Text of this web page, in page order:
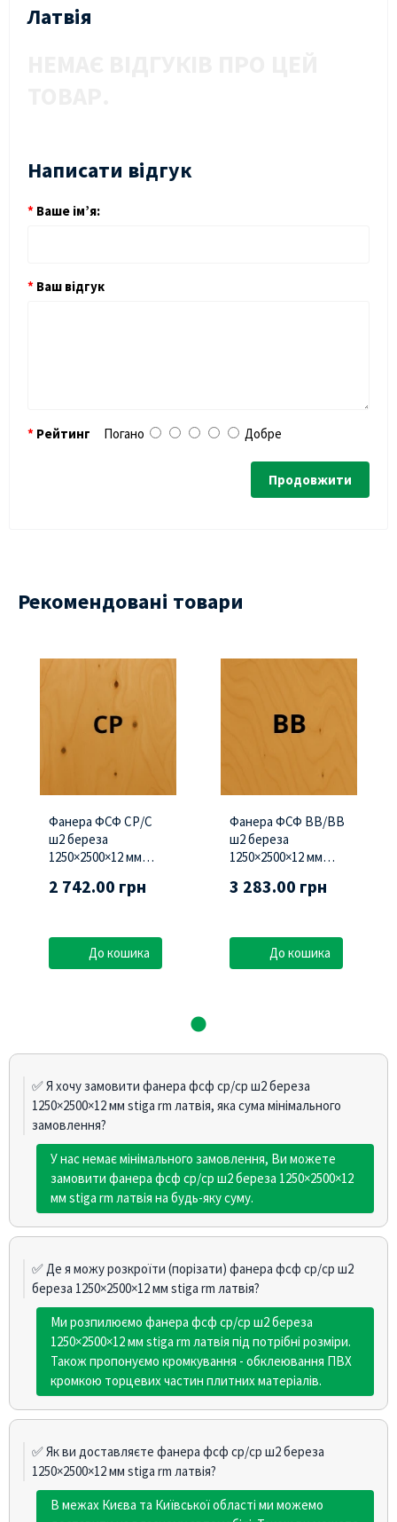
Латвія
Написати відгук
Ваше ім’я:
Ваш відгук
Рейтинг Погано Добре
Продовжити
Рекомендовані товари
Фанера ФСФ СР/С
ш2 береза
1250×2500×12 мм
2 742.00 грн
До кошика
Фанера ФСФ BB/BB
ш2 береза
1250×2500×12 мм
3 283.00 грн
До кошика
✅ Я хочу замовити фанера фсф ср/сp ш2 береза
1250×2500×12 мм stiga rm латвія, яка сума мінімального
замовлення?
У нас немає мінімального замовлення, Ви можете
замовити фанера фсф ср/сp ш2 береза 1250×2500×12
мм stiga rm латвія на будь-яку суму.
✅ Де я можу розкроїти (порізати) фанера фсф ср/сp ш2
береза 1250×2500×12 мм stiga rm латвія?
Ми розпилюємо фанера фсф ср/сp ш2 береза
1250×2500×12 мм stiga rm латвія під потрібні розміри.
Також пропонуємо кромкування - обклеювання ПВХ
кромкою торцевих частин плитних матеріалів.
✅ Як ви доставляєте фанера фсф ср/сp ш2 береза
1250×2500×12 мм stiga rm латвія?
В межах Києва та Київської області ми можемо